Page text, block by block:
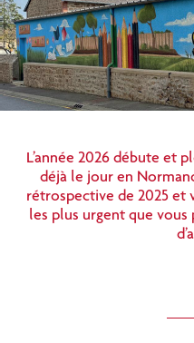
L’année 2026 débute et
déjà le jour en
rétrospective de 2025 et
les plus urgent que